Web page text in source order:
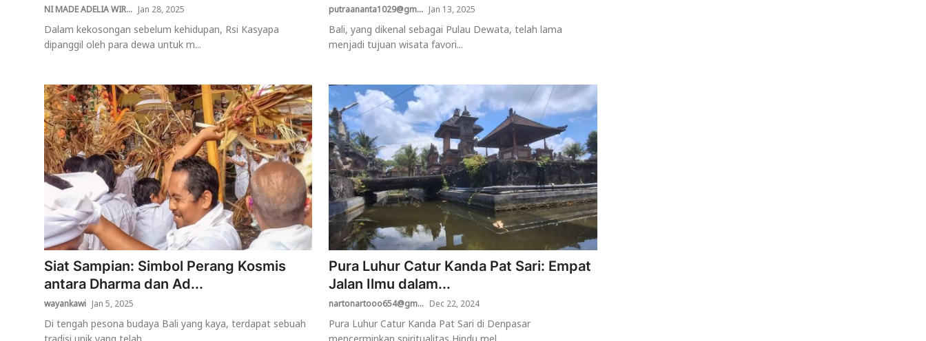
NI MADE ADELIA WIR... Jan 28, 2025
Dalam kekosongan sebelum kehidupan, Rsi Kasyapa
dipanggil oleh para dewa untuk m...
putraananta1029@gm... Jan 13, 2025
Bali, yang dikenal sebagai Pulau Dewata, telah lama
menjadi tujuan wisata favori...
Siat Sampian: Simbol Perang Kosmis
antara Dharma dan Ad...
wayankawi Jan 5, 2025
Di tengah pesona budaya Bali yang kaya, terdapat sebuah
Pura Luhur Catur Kanda Pat Sari: Empat
Jalan Ilmu dalam...
nartonartooo654@gm... Dec 22, 2024
Pura Luhur Catur Kanda Pat Sari di Denpasar